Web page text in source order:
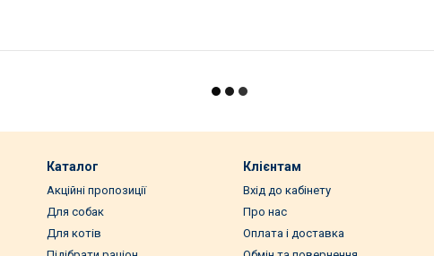
Каталог
Акційні пропозиції
Для собак
Для котів
Клієнтам
Вхід до кабінету
Про нас
Оплата і доставка